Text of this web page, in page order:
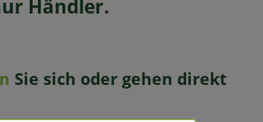
Händler.
Sie sich oder gehen direkt